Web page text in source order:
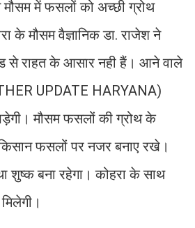
में फसलों को अच्छी ग्रोथ
के मौसम वैज्ञानिक डा. राजेश ने
से राहत के आसार नही हैं। आने वाले
UPDATE HARYANA)
मौसम फसलों की ग्रोथ के
फसलों पर नजर बनाए रखे।
शुष्क बना रहेगा। कोहरा के साथ